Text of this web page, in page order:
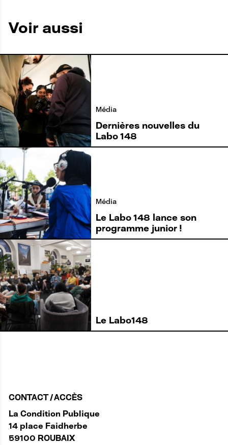
Voir aussi
Média
Dernières nouvelles du
Labo 148
Média
Le Labo 148 lance son
programme junior !
Le Labo148
CONTACT / ACCÈS
La Condition Publique
14 place Faidherbe
59100 ROUBAIX